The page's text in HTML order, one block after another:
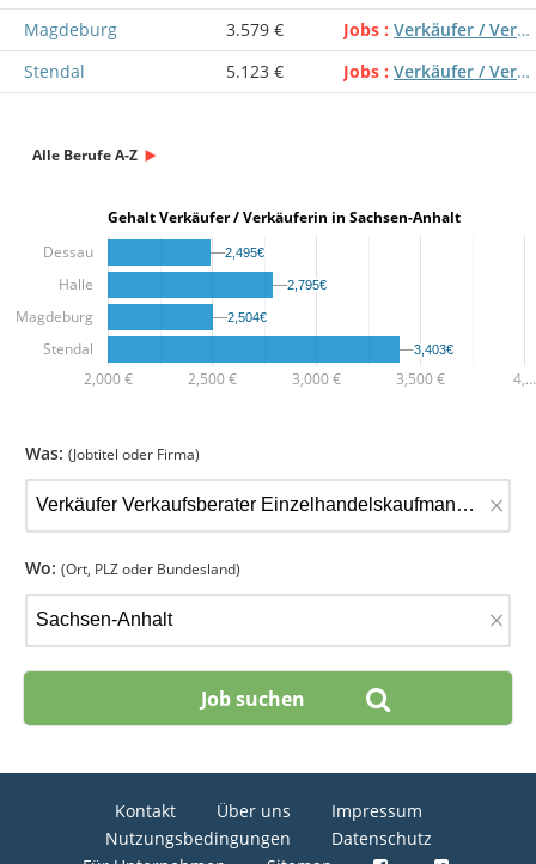
Magdeburg
3.579 € Jobs
Verkäufer / Verkäuferin
Stendal
5.123 € Jobs Verkäufer / Verkäuferin
Alle Berufe A-Z
Gehalt Verkäufer / Verkäuferin in Sachsen-Anhalt
2,000 € 2,500 € 3,000 € 3,500 € 4,…
Dessau
Halle
Magdeburg
Stendal
2,495€
2,495€
2,795€
2,795€
2,504€
2,504€
3,403€
3,403€
Was: (Jobtitel oder Firma)
×
Wo: (Ort, PLZ oder Bundesland)
×
Kontakt Über uns
Impressum
Nutzungsbedingungen
Datenschutz